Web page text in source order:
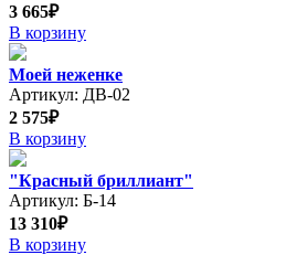
3 665₽
В корзину
Моей неженке
Артикул: ДВ-02
2 575₽
В корзину
"Красный бриллиант"
Артикул: Б-14
13 310₽
В корзину